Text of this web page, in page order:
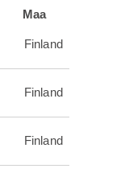
Maa
Finland
Finland
Finland